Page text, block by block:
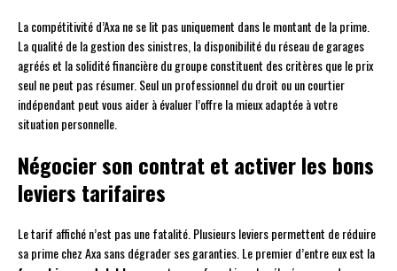
La compétitivité d’Axa ne se lit pas uniquement dans le montant de la prime.
La qualité de la gestion des sinistres, la disponibilité du réseau de garages
agréés et la solidité financière du groupe constituent des critères que le prix
seul ne peut pas résumer. Seul un professionnel du droit ou un courtier
indépendant peut vous aider à évaluer l’offre la mieux adaptée à votre
situation personnelle.
Négocier son contrat et activer les bons
leviers tarifaires
Le tarif affiché n’est pas une fatalité. Plusieurs leviers permettent de réduire
sa prime chez Axa sans dégrader ses garanties. Le premier d’entre eux est la